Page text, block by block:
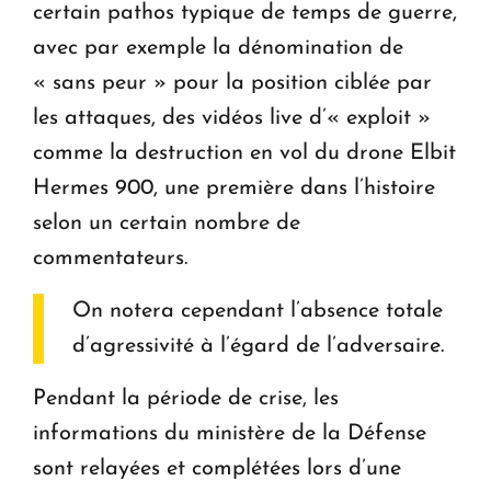
certain pathos typique de temps de guerre,
avec par exemple la dénomination de
« sans peur » pour la position ciblée par
les attaques, des vidéos live d’« exploit »
comme la destruction en vol du drone Elbit
Hermes 900, une première dans l’histoire
selon un certain nombre de
commentateurs.
On notera cependant l’absence totale
d’agressivité à l’égard de l’adversaire.
Pendant la période de crise, les
informations du ministère de la Défense
sont relayées et complétées lors d’une